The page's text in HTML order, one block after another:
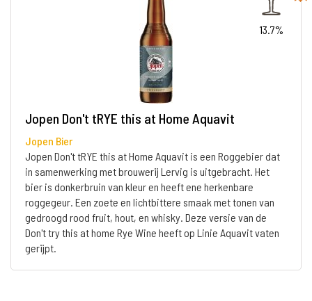
13.7%
Jopen Don't tRYE this at Home Aquavit
Jopen Bier
Jopen Don't tRYE this at Home Aquavit is een Roggebier dat
in samenwerking met brouwerij Lervig is uitgebracht. Het
bier is donkerbruin van kleur en heeft ene herkenbare
roggegeur. Een zoete en lichtbittere smaak met tonen van
gedroogd rood fruit, hout, en whisky. Deze versie van de
Don't try this at home Rye Wine heeft op Linie Aquavit vaten
gerijpt.